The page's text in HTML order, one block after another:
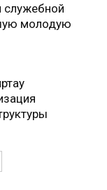
служебной
молодую